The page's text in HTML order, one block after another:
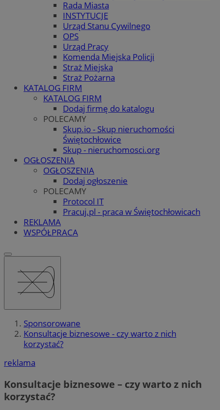
Rada Miasta
INSTYTUCJE
Urząd Stanu Cywilnego
OPS
Urząd Pracy
Komenda Miejska Policji
Straż Miejska
Straż Pożarna
KATALOG FIRM
KATALOG FIRM
Dodaj firmę do katalogu
POLECAMY
Skup.io - Skup nieruchomości
Świętochłowice
Skup - nieruchomosci.org
OGŁOSZENIA
OGŁOSZENIA
Dodaj ogłoszenie
POLECAMY
Protocol IT
Pracuj.pl - praca w Świętochłowicach
REKLAMA
WSPÓŁPRACA
Sponsorowane
Konsultacje biznesowe - czy warto z nich
korzystać?
reklama
Konsultacje biznesowe – czy warto z nich
korzystać?